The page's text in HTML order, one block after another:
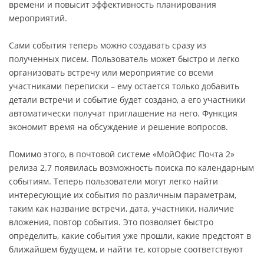
времени и повысит эффективность планирования
мероприятий.
Сами события теперь можно создавать сразу из
полученных писем. Пользователь может быстро и легко
организовать встречу или мероприятие со всеми
участниками переписки – ему остается только добавить
детали встречи и событие будет создано, а его участники
автоматически получат приглашение на него. Функция
экономит время на обсуждение и решение вопросов.
Помимо этого, в почтовой системе «МойОфис Почта 2»
релиза 2.7 появилась возможность поиска по календарным
событиям. Теперь пользователи могут легко найти
интересующие их события по различным параметрам,
таким как название встречи, дата, участники, наличие
вложения, повтор события. Это позволяет быстро
определить, какие события уже прошли, какие предстоят в
ближайшем будущем, и найти те, которые соответствуют